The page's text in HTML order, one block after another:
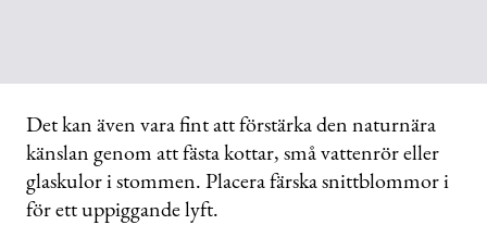
Det kan även vara fint att förstärka den naturnära
känslan genom att fästa kottar, små vattenrör eller
glaskulor i stommen. Placera färska snittblommor i
för ett uppiggande lyft.